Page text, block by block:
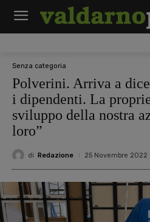
Senza categoria
Polverini. Arriva a
i dipendenti. La
sviluppo della nostra
loro”
di Redazione 25 Novembre 2022